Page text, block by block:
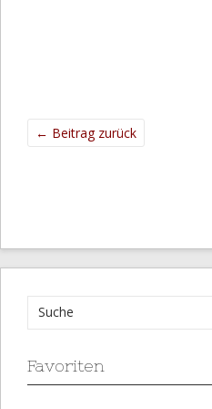
← Beitrag zurück
Favoriten